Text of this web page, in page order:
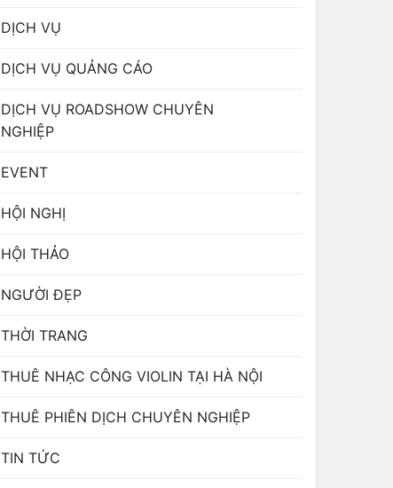
DỊCH VỤ
DỊCH VỤ QUẢNG CÁO
DỊCH VỤ ROADSHOW CHUYÊN
NGHIỆP
EVENT
HỘI NGHỊ
HỘI THẢO
NGƯỜI ĐẸP
THỜI TRANG
THUÊ NHẠC CÔNG VIOLIN TẠI HÀ NỘI
THUÊ PHIÊN DỊCH CHUYÊN NGHIỆP
TIN TỨC